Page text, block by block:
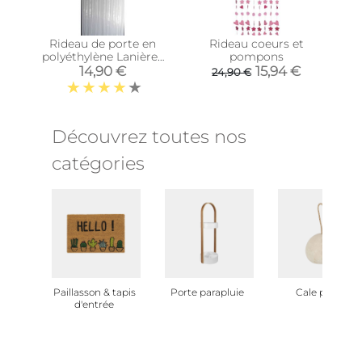
Rideau de porte en
polyéthylène Lanières
(Cristal)
14,90 €
Rideau coeurs et
pompons
24,90 € 15,94 €
Découvrez toutes nos
catégories
Paillasson & tapis
d'entrée
Porte parapluie Cale porte